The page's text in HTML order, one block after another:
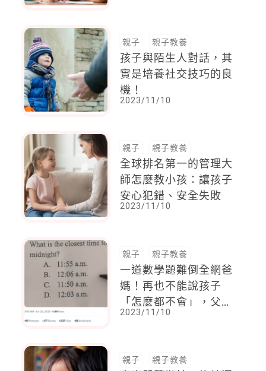
親子 親子教養
孩子與陌生人對話，其
實是培養社交技巧的良
機！
2023/11/10
親子 親子教養
全球排名第一的管理大
師怎麼教小孩：讓孩子
安心犯錯、安全失敗
2023/11/10
親子 親子教養
一道數學題難倒全網爸
媽！再也不能說孩子
「怎麼都不會」，父母
一看也直接投降
2023/11/10
親子 親子教養